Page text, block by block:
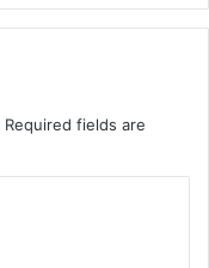
Required fields are